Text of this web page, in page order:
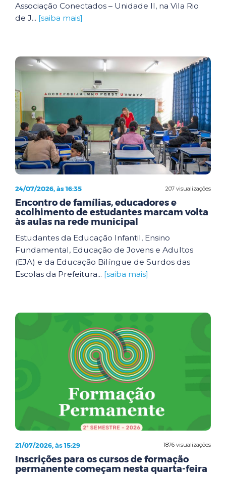
Associação Conectados – Unidade II, na Vila Rio
de J... [saiba mais]
207 visualizações
24/07/2026, às 16:35
Encontro de famílias, educadores e
acolhimento de estudantes marcam volta
às aulas na rede municipal
Estudantes da Educação Infantil, Ensino
Fundamental, Educação de Jovens e Adultos
(EJA) e da Educação Bilíngue de Surdos das
Escolas da Prefeitura... [saiba mais]
1876 visualizações
21/07/2026, às 15:29
Inscrições para os cursos de formação
permanente começam nesta quarta-feira